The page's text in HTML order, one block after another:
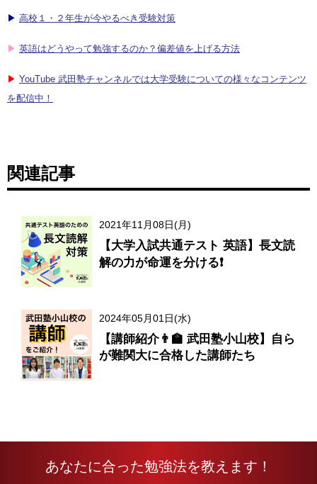
▶ 高校１・２年生が今やるべき受験対策
▶ 英語はどうやって勉強するのか？偏差値を上げる方法
▶ YouTube 武田塾チャンネルでは大学受験についての様々なコンテンツ
を配信中！
関連記事
2021年11月08日(月)
【大学入試共通テスト 英語】長文読
解の力が命運を分ける❗️
2024年05月01日(水)
【講師紹介👨‍🏫 武田塾小山校】自ら
が難関大に合格した講師たち
あなたに合った勉強法を教えます！